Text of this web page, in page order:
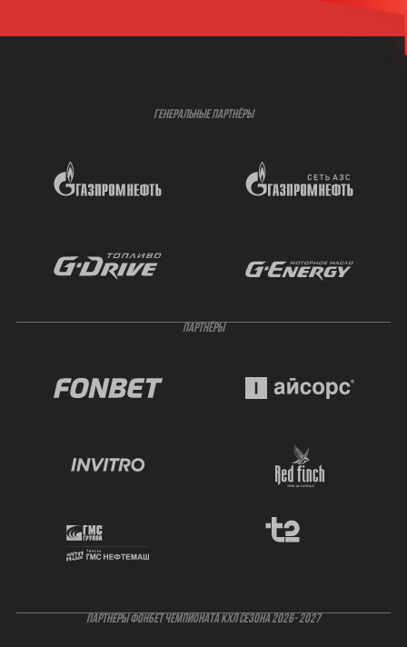
ГЕНЕРАЛЬНЫЕ ПАРТНЁРЫ
ПАРТНЁРЫ
ПАРТНЕРЫ ФОНБЕТ ЧЕМПИОНАТА КХЛ СЕЗОНА 2026- 2027